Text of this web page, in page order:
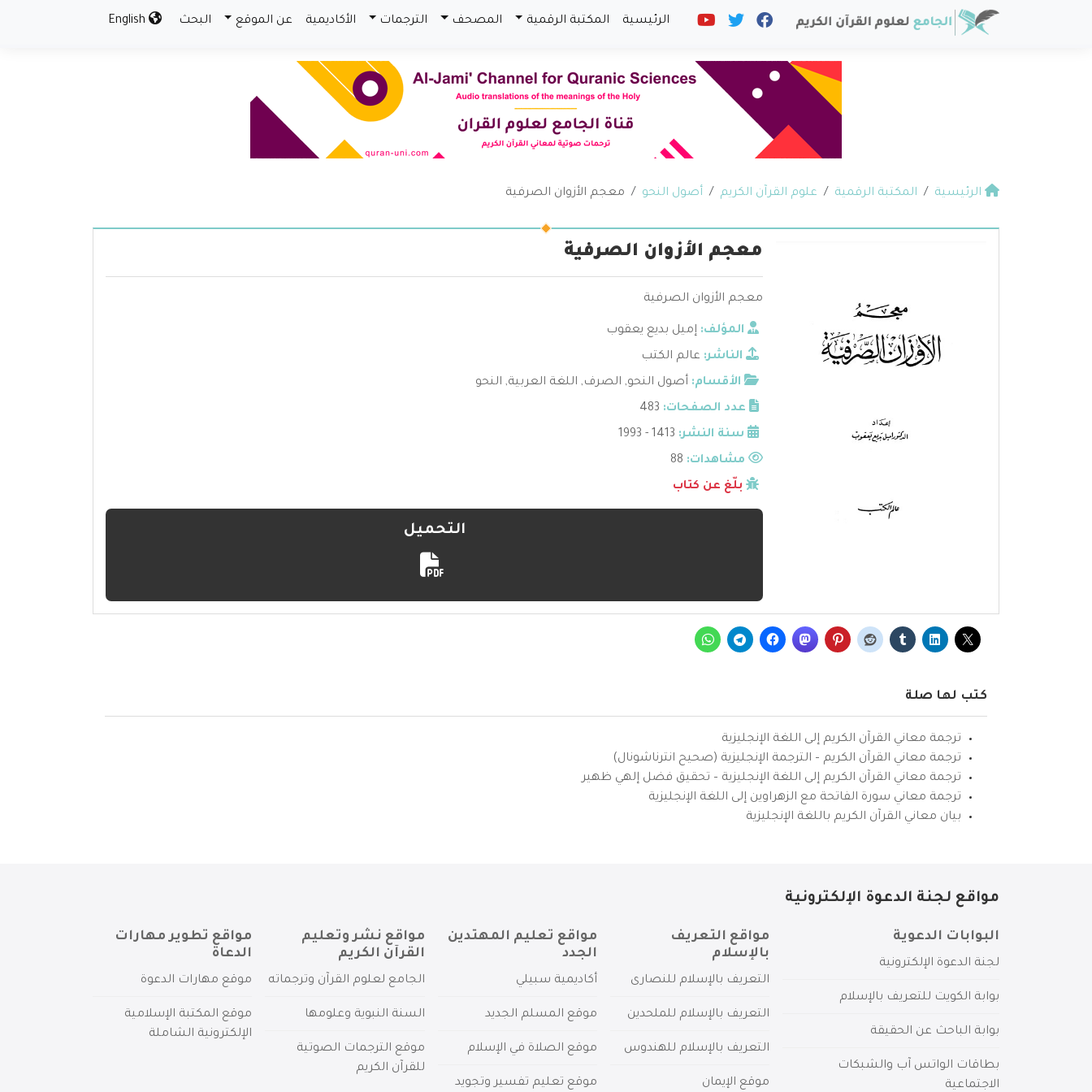
الرئيسية المكتبة الرقمية المصحف الترجمات الأكاديمية عن الموقع البحث
الرئيسية المكتبة الرقمية علوم القرآن الكريم أصول النحو معجم الأزوان الصرفية
معجم الأزوان الصرفية
معجم الأزوان الصرفية
المؤلف: إميل بديع يعقوب
الناشر: عالم الكتب
الأقسام: أصول النحو, الصرف, اللغة العربية, النحو
عدد الصفحات: 483
سنة النشر: 1413 - 1993
مشاهدات:
بلّغ عن كتاب
التحميل
كتب لها صلة
ترجمة معاني القرآن الكريم إلى اللغة الإنجليزية
ترجمة معاني القرآن الكريم – الترجمة الإنجليزية (صحيح انترناشونال)
ترجمة معاني القرآن الكريم إلى اللغة الإنجليزية – تحقيق فضل إلهي ظهير
ترجمة معاني سورة الفاتحة مع الزهراوين إلى اللغة الإنجليزية
بيان معاني القرآن الكريم باللغة الإنجليزية
مواقع لجنة الدعوة الإلكترونية
البوابات الدعوية
لجنة الدعوة الإلكترونية
بوابة الكويت للتعريف بالإسلام
بوابة الباحث عن الحقيقة
بطاقات الواتس آب والشبكات
الاجتماعية
مواقع التعريف
بالإسلام
التعريف بالإسلام للنصارى
التعريف بالإسلام للملحدين
التعريف بالإسلام للهندوس
موقع الإيمان
مواقع تعليم المهتدين
الجدد
أكاديمية سبيلي
موقع المسلم الجديد
موقع الصلاة في الإسلام
موقع تعليم تفسير وتجويد
مواقع نشر وتعليم
القرآن الكريم
الجامع لعلوم القرآن وترجماته
السنة النبوية وعلومها
موقع الترجمات الصوتية
للقرآن الكريم
مواقع تطوير مهارات
الدعاة
موقع مهارات الدعوة
موقع المكتبة الإسلامية
الإلكترونية الشاملة